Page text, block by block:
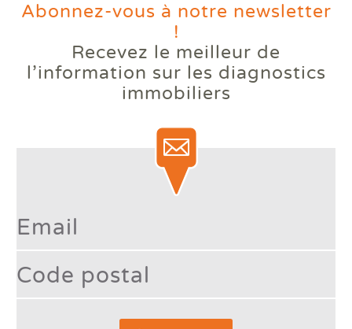
Votre logement reste trop
chaud l'été ? Comprendre le
phénomène des bouilloires
Abonnez-vous à notre newsletter
!
Recevez le meilleur de
l’information sur les diagnostics
immobiliers